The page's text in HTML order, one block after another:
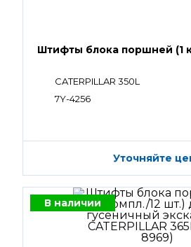
Штифты блока поршней (1
CATERPILLAR 350L
7Y-4256
Уточняйте
В наличии